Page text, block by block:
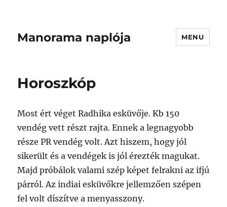
Manorama naplója MENU
Horoszkóp
Most ért véget Radhika esküvője. Kb 150
vendég vett részt rajta. Ennek a legnagyobb
része PR vendég volt. Azt hiszem, hogy jól
sikerült és a vendégek is jól érezték magukat.
Majd próbálok valami szép képet felrakni az ifjú
párról. Az indiai esküvőkre jellemzően szépen
fel volt díszítve a menyasszony.